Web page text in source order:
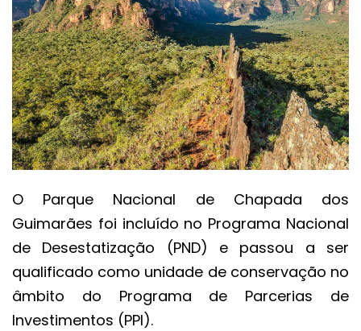
O Parque Nacional de Chapada dos
Guimarães foi incluído no Programa Nacional
de Desestatização (PND) e passou a ser
qualificado como unidade de conservação no
âmbito do Programa de Parcerias de
Investimentos (PPI).